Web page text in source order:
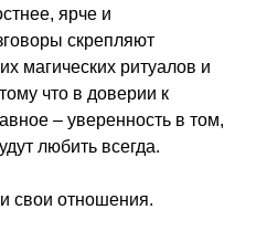
ярче и
скрепляют
магических ритуалов и
что в доверии к
– уверенность в том,
любить всегда.
свои отношения.